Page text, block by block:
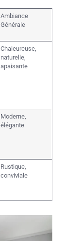
Ambiance
Générale
Chaleureuse,
naturelle,
apaisante
Moderne,
élégante
Rustique,
conviviale